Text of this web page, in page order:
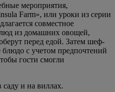
мероприятия,
Farm», или уроки из серии
совместное
из домашних овощей,
перед едой. Затем шеф-
блюдо с учетом предпочтений
гости смогли
и на виллах.